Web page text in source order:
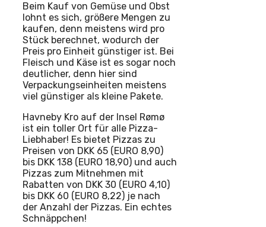
Beim Kauf von Gemüse und Obst
lohnt es sich, größere Mengen zu
kaufen, denn meistens wird pro
Stück berechnet, wodurch der
Preis pro Einheit günstiger ist. Bei
Fleisch und Käse ist es sogar noch
deutlicher, denn hier sind
Verpackungseinheiten meistens
viel günstiger als kleine Pakete.
Havneby Kro auf der Insel Rømø
ist ein toller Ort für alle Pizza-
Liebhaber! Es bietet Pizzas zu
Preisen von DKK 65 (EURO 8,90)
bis DKK 138 (EURO 18,90) und auch
Pizzas zum Mitnehmen mit
Rabatten von DKK 30 (EURO 4,10)
bis DKK 60 (EURO 8,22) je nach
der Anzahl der Pizzas. Ein echtes
Schnäppchen!